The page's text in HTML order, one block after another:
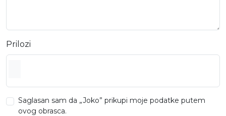
Prilozi
Saglasan sam da „Joko” prikupi moje podatke putem
ovog obrasca.